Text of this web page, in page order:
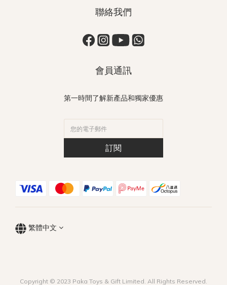
聯絡我們
會員通訊
第一時間了解新產品和獨家優惠
訂閱
繁體中文
Copyright © 2023 Paka Toys & Gift Limited. All Rights Reserved.